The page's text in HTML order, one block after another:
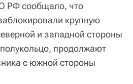
РФ сообщало, что
крупную
и западной стороны
продолжают
с южной стороны